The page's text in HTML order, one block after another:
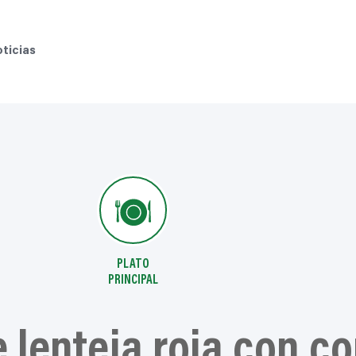
PLATO
PRINCIPAL